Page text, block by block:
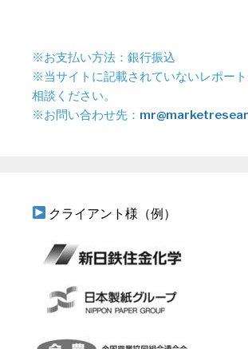
※お支払い方法：銀行振込
※当サイトに記載されていないレポー
相談ください。
※お問い合わせ先：
クライアント様（例）